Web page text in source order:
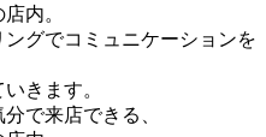
内。
グでコミュニケーションを
きます。
で来店できる、